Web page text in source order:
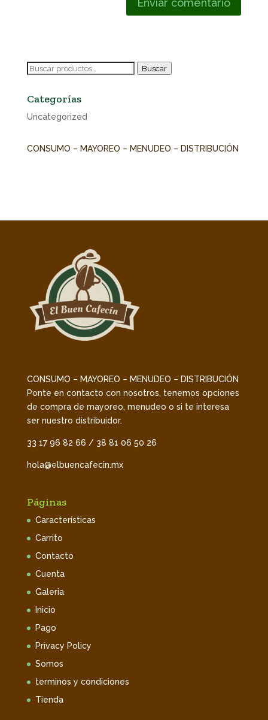
Buscar
Buscar
Categorías
Uncategorized
CONSUMO – MAYOREO – MENUDEO – DISTRIBUCIÓN
CONSUMO – MAYOREO – MENUDEO – DISTRIBUCIÓN
Ponte en contacto con nosotros, tenemos opciones
de compra de mayoreo, menudeo o si te interesa
ser nuestro distribuidor.
33 17 96 82 66 / 38 81 06 50 26
hola@elbuencafecin.mx
Páginas
Características
Carrito
Contacto
Cuenta
Galeria
Inicio
Pago
Privacy Policy
Somos
terminos y condiciones
Tienda